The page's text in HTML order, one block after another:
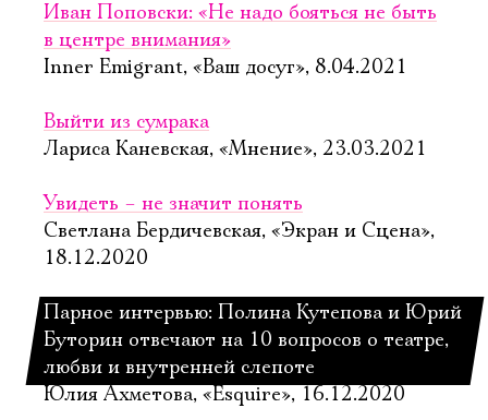
Иван Поповски: «Не надо бояться не быть
в центре внимания»
Inner Emigrant, «Ваш досуг», 8.04.2021
Выйти из сумрака
Лариса Каневская, «Мнение», 23.03.2021
Увидеть – не значит понять
Светлана Бердичевская, «Экран и Сцена»,
18.12.2020
Парное интервью: Полина Кутепова и Юрий
Буторин отвечают на 10 вопросов о театре,
любви и внутренней слепоте
Юлия Ахметова, «Esquire», 16.12.2020